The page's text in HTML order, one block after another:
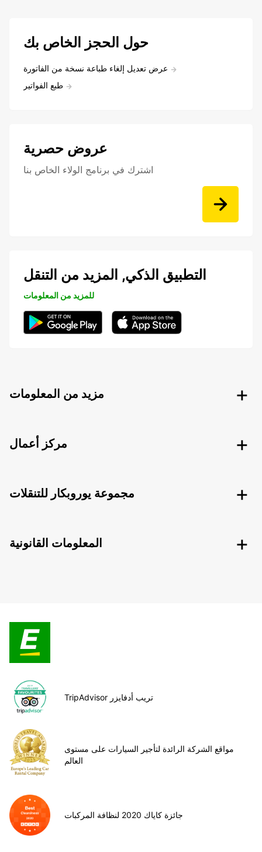
حول الحجز الخاص بك
عرض تعديل إلغاء طباعة نسخة من الفاتورة
طبع الفواتير
عروض حصرية
اشترك في برنامج الولاء الخاص بنا
التطبيق الذكي, المزيد من التنقل
للمزيد من المعلومات
مزيد من المعلومات
مركز أعمال
مجموعة يوروبكار للتنقلات
المعلومات القانونية
TripAdvisor تريب أدفايزر
مواقع الشركة الرائدة لتأجير السيارات على مستوى
العالم
جائزة كاياك 2020 لنظافة المركبات